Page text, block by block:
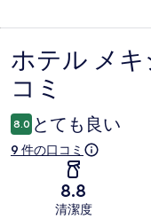
口
コ
ミ
ホテル メ
コミ
8.0 とても良い
9 件の口コミ
8.8
清潔度